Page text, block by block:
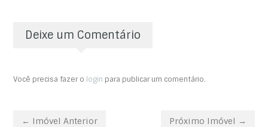
Deixe um Comentário
Você precisa fazer o login para publicar um comentário.
← Imóvel Anterior Próximo Imóvel →